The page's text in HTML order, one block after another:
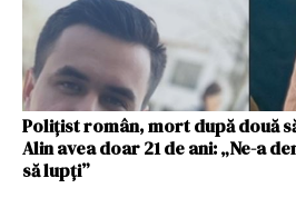
Polițist român, mort după două
Alin avea doar 21 de ani: „Ne-a
să lupți”